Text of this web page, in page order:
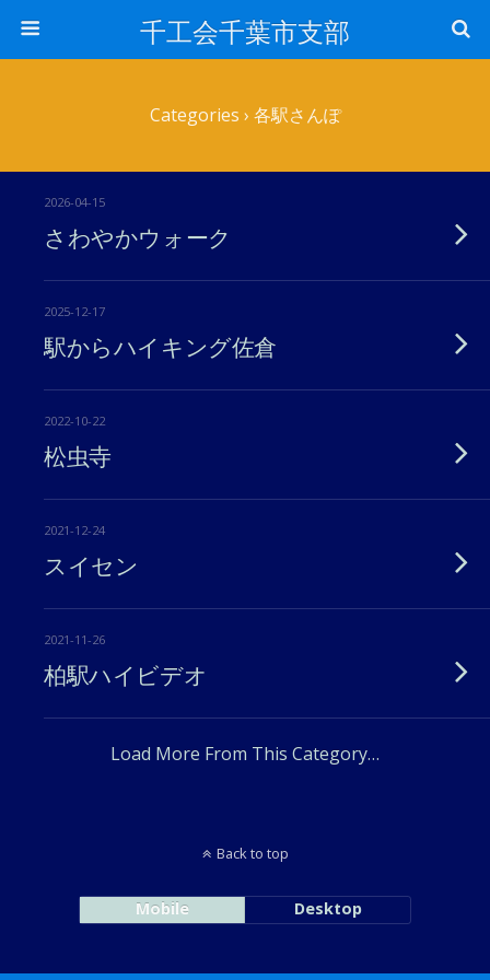
千工会千葉市支部
Categories › 各駅さんぽ
2026-04-15
さわやかウォーク
2025-12-17
駅からハイキング佐倉
2022-10-22
松虫寺
2021-12-24
スイセン
2021-11-26
柏駅ハイビデオ
Load More From This Category…
Back to top
Mobile Desktop